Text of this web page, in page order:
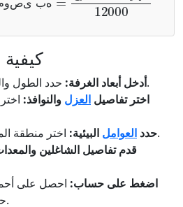
و ص ى ب ه
أدخل أبعاد الغرفة:حدد الطول والعرض وارتفاع السقف.
اختر تفاصيل العزل والنوافذ:
حدد العوامل البيئية:
اختر منطقة المناخ والتعرض للشمس.
قدم تفاصيل الشاغلين
اضغط على حساب: احصل على
حجم النظام الموصى به.